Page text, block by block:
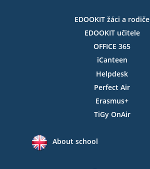
EDOOKIT žáci a rodiče
EDOOKIT učitele
OFFICE 365
iCanteen
Helpdesk
Perfect Air
Erasmus+
TiGy OnAir
About school